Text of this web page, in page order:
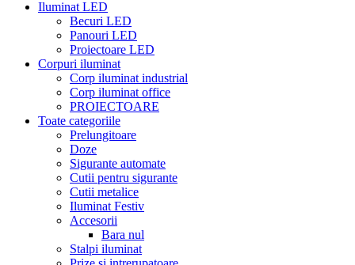
Iluminat LED
Becuri LED
Panouri LED
Proiectoare LED
Corpuri iluminat
Corp iluminat industrial
Corp iluminat office
PROIECTOARE
Toate categoriile
Prelungitoare
Doze
Sigurante automate
Cutii pentru sigurante
Cutii metalice
Iluminat Festiv
Accesorii
Bara nul
Stalpi iluminat